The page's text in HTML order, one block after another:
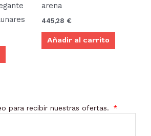
arena
445,28 €
Añadir al carrito
para recibir nuestras ofertas.